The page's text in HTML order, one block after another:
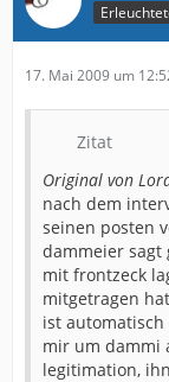
17. Mai 2009 um
Zitat
Original von
nach dem
seinen posten
dammeier sagt
mit frontzeck
mitgetragen
ist automatisch
mir um dammi
legitimation,